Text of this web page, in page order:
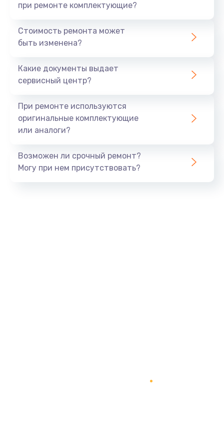
при ремонте комплектующие?
Стоимость ремонта может
быть изменена?
Какие документы выдает
сервисный центр?
При ремонте используются
оригинальные комплектующие
или аналоги?
Возможен ли срочный ремонт?
Могу при нем присутствовать?